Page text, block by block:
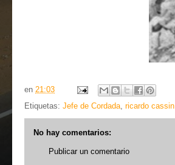
en 21:03
Etiquetas: Jefe de Cordada, ricardo cassin
No hay comentarios:
Publicar un comentario